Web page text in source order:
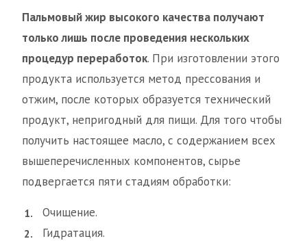
Пальмовый жир высокого качества получают
только лишь после проведения нескольких
процедур переработок. При изготовлении этого
продукта используется метод прессования и
отжим, после которых образуется технический
продукт, непригодный для пищи. Для того чтобы
получить настоящее масло, с содержанием всех
вышеперечисленных компонентов, сырье
подвергается пяти стадиям обработки:
Очищение.
Гидратация.